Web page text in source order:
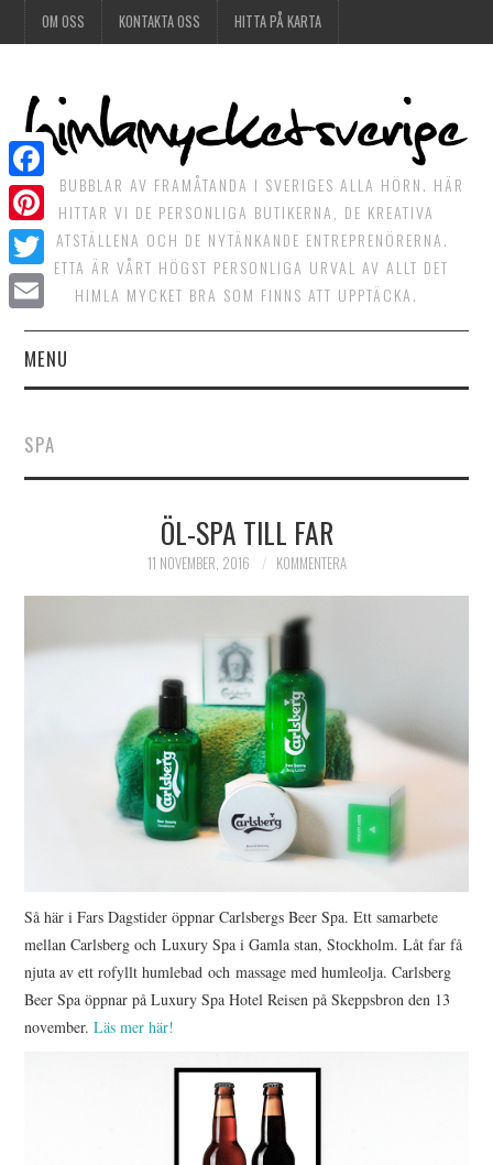
OM OSS KONTAKTA OSS HITTA PÅ KARTA
DET BUBBLAR AV FRAMÅTANDA I SVERIGES ALLA HÖRN. HÄR
HITTAR VI DE PERSONLIGA BUTIKERNA, DE KREATIVA
MATSTÄLLENA OCH DE NYTÄNKANDE ENTREPRENÖRERNA.
DETTA ÄR VÅRT HÖGST PERSONLIGA URVAL AV ALLT DET
HIMLA MYCKET BRA SOM FINNS ATT UPPTÄCKA.
MENU
HIMLAGRÖNT
SPA
ÖL-SPA TILL FAR
11 NOVEMBER, 2016 KOMMENTERA
Så här i Fars Dagstider öppnar Carlsbergs Beer Spa. Ett samarbete
mellan Carlsberg och Luxury Spa i Gamla stan, Stockholm. Låt far få
njuta av ett rofyllt humlebad och massage med humleolja. Carlsberg
Beer Spa öppnar på Luxury Spa Hotel Reisen på Skeppsbron den 13
november.Läs mer här!
Facebook
Pinterest
Twitter
Email